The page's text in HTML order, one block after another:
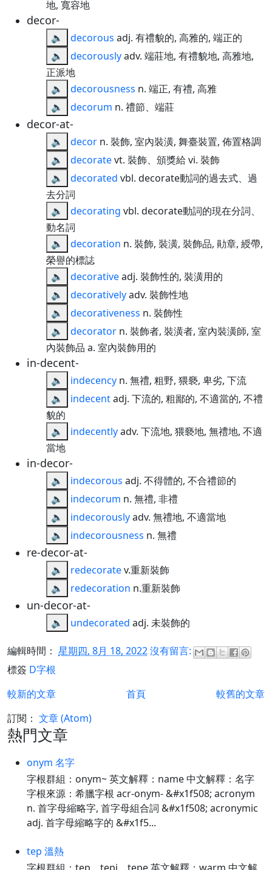
地, 寬容地
decor-
🔈 decorous adj. 有禮貌的, 高雅的, 端正的
🔈
decorouslyadv. 端莊地, 有禮貌地, 高雅地,
正派地
🔈
decorousness n. 端正, 有禮, 高雅
🔈
decorum n. 禮節、端莊
decor-at-
🔈 decor n. 裝飾, 室內裝潢, 舞臺裝置, 佈置格調
🔈
decoratevt. 裝飾、頒獎給 vi. 裝飾
🔈
decorated vbl. decorate動詞的過去式、過
去分詞
🔈
decorating vbl. decorate動詞的現在分詞、
動名詞
🔈
decoration n. 裝飾, 裝潢, 裝飾品, 勛章, 綬帶,
榮譽的標誌
🔈
decorativeadj. 裝飾性的, 裝潢用的
🔈
decorativelyadv. 裝飾性地
🔈
decorativeness n. 裝飾性
🔈
decorator n. 裝飾者, 裝潢者, 室內裝潢師, 室
內裝飾品 a. 室內裝飾用的
in-decent-
🔈 indecency n. 無禮, 粗野, 猥褻, 卑劣, 下流
🔈
indecentadj. 下流的, 粗鄙的, 不適當的, 不禮
貌的
🔈
indecentlyadv. 下流地, 猥褻地, 無禮地, 不適
當地
in-decor-
🔈 indecorous adj. 不得體的, 不合禮節的
🔈
indecorum n. 無禮, 非禮
🔈
indecorouslyadv. 無禮地, 不適當地
🔈
indecorousness n. 無禮
re-decor-at-
🔈 redecoratev.重新裝飾
🔈
redecoration n.重新裝飾
un-decor-at-
🔈 undecorated adj. 未裝飾的
編輯時間： 星期四, 8月 18, 2022沒有留言:
標簽 D字根
較新的文章
較舊的文章
首頁
訂閱： 文章 (Atom)
熱門文章
onym 名字
字根群組：onym~ 英文解釋：name 中文解釋：名字
字根來源：希臘字根 acr-onym- &#x1f508; acronym
n. 首字母縮略字, 首字母組合詞 &#x1f508; acronymic
adj. 首字母縮略字的 &#x1f5...
tep 溫熱